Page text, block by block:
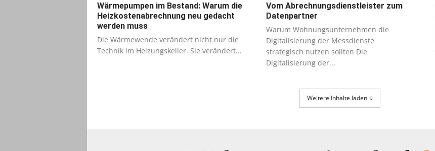
Wärmepumpen im Bestand: Warum die
Heizkostenabrechnung neu gedacht
werden muss
Die Wärmewende verändert nicht nur die
Technik im Heizungskeller. Sie verändert...
Vom Abrechnungsdienstleister zum
Datenpartner
Warum Wohnungsunternehmen die
Digitalisierung der Messdienste
strategisch nutzen sollten Die
Digitalisierung der...
Weitere Inhalte laden